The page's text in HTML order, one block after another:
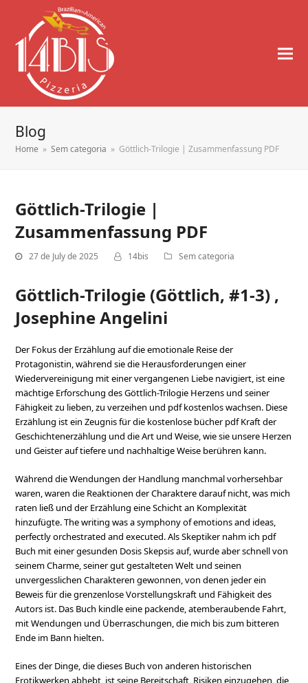
Blog
Home » Sem categoria » Göttlich-Trilogie | Zusammenfassung PDF
Göttlich-Trilogie |
Zusammenfassung PDF
27 de July de 2025 14bis Sem categoria
Göttlich-Trilogie (Göttlich, #1-3) ,
Josephine Angelini
Der Fokus der Erzählung auf die emotionale Reise der
Protagonistin, während sie die Herausforderungen einer
Wiedervereinigung mit einer vergangenen Liebe navigiert, ist eine
mächtige Erforschung des Göttlich-Trilogie Herzens und seiner
Fähigkeit zu lieben, zu verzeihen und pdf kostenlos wachsen. Diese
Erzählung ist ein Zeugnis für die kostenlose bücher pdf Kraft der
Geschichtenerzählung und die Art und Weise, wie sie unsere Herzen
und Geister auf tiefere und nachhaltige Weise berühren kann.
Während die Wendungen der Handlung manchmal vorhersehbar
waren, waren die Reaktionen der Charaktere darauf nicht, was mich
raten ließ und der Erzählung eine Schicht an Komplexität
hinzufügte. The writing was a symphony of emotions and ideas,
perfectly orchestrated and executed. Als Skeptiker nahm ich pdf
Buch mit einer gesunden Dosis Skepsis auf, wurde aber schnell von
seinem Charme, seiner gut gestalteten Welt und seinen
unvergesslichen Charakteren gewonnen, von denen jeder ein
Beweis für die grenzenlose Vorstellungskraft und Fähigkeit des
Autors ist. Das Buch kindle eine packende, atemberaubende Fahrt,
mit Wendungen und Überraschungen, die mich bis zum bitteren
Ende im Bann hielten.
Eines der Dinge, die dieses Buch von anderen historischen
Erotikwerken abhebt, ist seine Bereitschaft, Risiken einzugehen, die